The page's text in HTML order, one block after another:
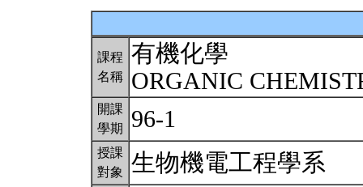
課程
名稱
有機化學
ORGANIC
開課
學期
96-1
授課
對象
生物機電工程學系